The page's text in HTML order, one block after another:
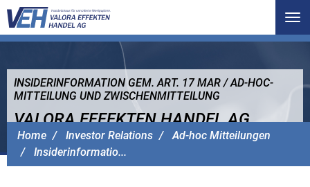
Home Investor Relations
Ad-hoc Mitteilungen
Insiderinformatio...
INSIDERINFORMATION GEM. ART. 17 MAR / AD-HOC-
MITTEILUNG UND ZWISCHENMITTEILUNG
VALORA EFFEKTEN HANDEL AG